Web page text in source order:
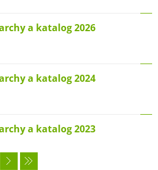
a katalog 2026
a katalog 2024
a katalog 2023